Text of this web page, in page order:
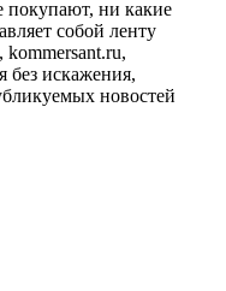
покупают, ни какие
собой ленту
kommersant.ru,
без искажения,
новостей